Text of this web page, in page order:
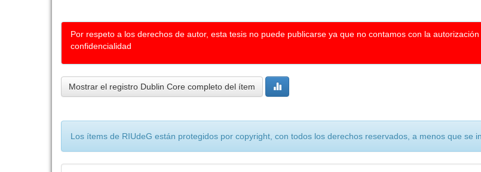
Por respeto a los derechos de autor, esta tesis no puede publicarse ya que no contamos con la
confidencialidad
Mostrar el registro Dublin Core completo del ítem
Los ítems de RIUdeG están protegidos por copyright, con todos los derechos reservados, a menos que se